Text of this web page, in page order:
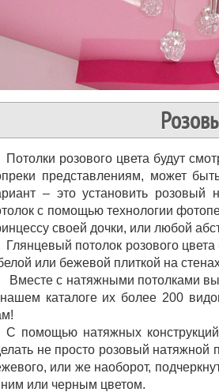
Потолки розового цвета будут
представлениям, может
– это установить розовый
с помощью технологии
своей дочки, или любой
Глянцевый потолок розового
или бежевой плиткой на
Вместе с натяжными потолками
каталоге их более 200
С помощью натяжных
не просто розовый натяжной
или же наоборот,
или черным цветом.